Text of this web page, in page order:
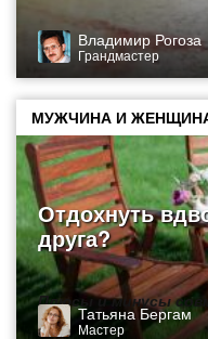
Владимир Рогоза
Грандмастер
МУЖЧИНА И
Отдохнуть
друга?
Плюсы и минусы
Татьяна Бергам
Мастер